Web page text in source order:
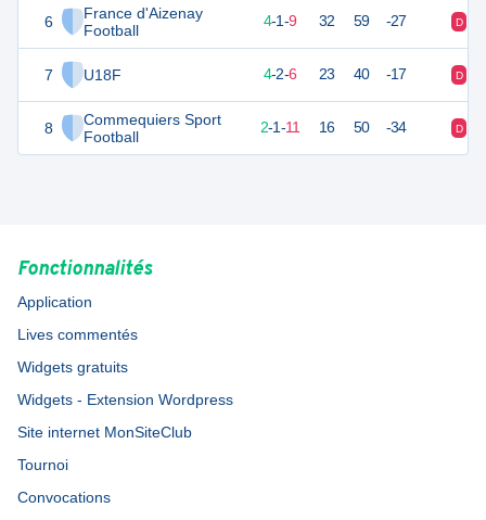
6
France d'Aizenay
Football
7 U18F
8
Commequiers Sport
Football
13 4-1-9 32 59 -27 D
4-2-6 23 40 -17 D
7 2-1-11 16 50 -34 D
Fonctionnalités
Application
Lives commentés
Widgets gratuits
Widgets - Extension Wordpress
Site internet MonSiteClub
Tournoi
Convocations